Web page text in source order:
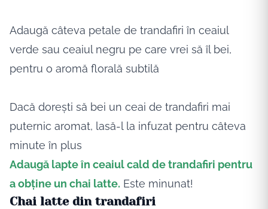
Adaugă câteva petale de trandafiri în ceaiul
verde sau ceaiul negru pe care vrei să îl bei,
pentru o aromă florală subtilă
Dacă dorești să bei un ceai de trandafiri mai
puternic aromat, lasă-l la infuzat pentru câteva
minute în plus
Adaugă lapte în ceaiul cald de trandafiri pentru
a obține un chai latte. Este minunat!
Chai latte din trandafiri